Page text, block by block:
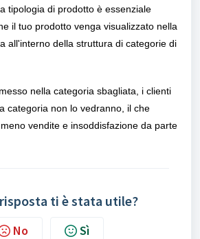
tipologia di prodotto è essenziale
il tuo prodotto venga visualizzato nella
all'interno della struttura di categorie di
nella categoria sbagliata, i clienti
categoria non lo vedranno, il che
vendite e insoddisfazione da parte
ti è stata utile?
No Sì